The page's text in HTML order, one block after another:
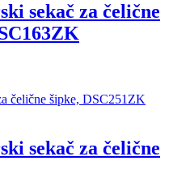
sekač za čelične
sekač za čelične